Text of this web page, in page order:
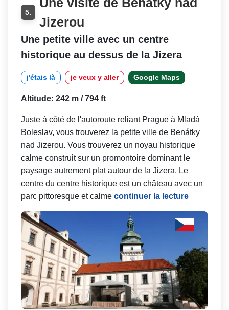
5.
Jizerou
Une petite ville avec un centre
historique au dessus de la Jizera
j'étais là je veux y aller Google Maps
Altitude: 242 m / 794 ft
Juste à côté de l'autoroute reliant Prague à Mladá
Boleslav, vous trouverez la petite ville de Benátky
nad Jizerou. Vous trouverez un noyau historique
calme construit sur un promontoire dominant le
paysage autrement plat autour de la Jizera. Le
centre du centre historique est un château avec un
parc pittoresque et calme continuer la lecture